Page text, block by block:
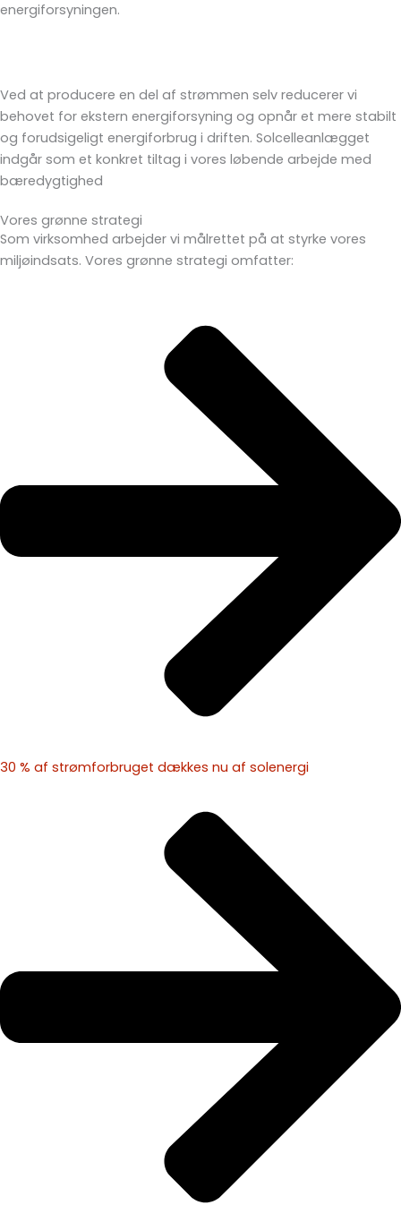
energiforsyningen.
Ved at producere en del af strømmen selv reducerer vi
behovet for ekstern energiforsyning og opnår et mere stabilt
og forudsigeligt energiforbrug i driften. Solcelleanlægget
indgår som et konkret tiltag i vores løbende arbejde med
bæredygtighed
Vores grønne strategi
Som virksomhed arbejder vi målrettet på at styrke vores
miljøindsats. Vores grønne strategi omfatter:
30 % af strømforbruget dækkes nu af solenergi